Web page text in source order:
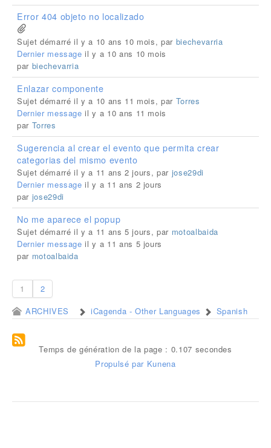
Error 404 objeto no localizado
Sujet démarré il y a 10 ans 10 mois, par biechevarria
Dernier message il y a 10 ans 10 mois
par biechevarria
Enlazar componente
Sujet démarré il y a 10 ans 11 mois, par Torres
Dernier message il y a 10 ans 11 mois
par Torres
Sugerencia al crear el evento que permita crear
categorias del mismo evento
Sujet démarré il y a 11 ans 2 jours, par jose29di
Dernier message il y a 11 ans 2 jours
par jose29di
No me aparece el popup
Sujet démarré il y a 11 ans 5 jours, par motoalbaida
Dernier message il y a 11 ans 5 jours
par motoalbaida
1
2
ARCHIVES
iCagenda - Other Languages Spanish
Temps de génération de la page : 0.107 secondes
Propulsé par Kunena